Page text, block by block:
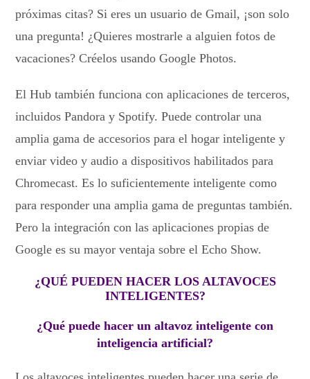
próximas citas? Si eres un usuario de Gmail, ¡son solo
una pregunta! ¿Quieres mostrarle a alguien fotos de
vacaciones? Créelos usando Google Photos.
El Hub también funciona con aplicaciones de terceros,
incluidos Pandora y Spotify. Puede controlar una
amplia gama de accesorios para el hogar inteligente y
enviar video y audio a dispositivos habilitados para
Chromecast. Es lo suficientemente inteligente como
para responder una amplia gama de preguntas también.
Pero la integración con las aplicaciones propias de
Google es su mayor ventaja sobre el Echo Show.
¿QUÉ PUEDEN HACER LOS ALTAVOCES
INTELIGENTES?
¿Qué puede hacer un altavoz inteligente con
inteligencia artificial?